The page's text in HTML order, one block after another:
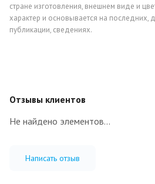
стране изготовления, внешнем виде и
характер и основывается на последних,
публикации, сведениях.
Отзывы клиентов
Не найдено элементов...
Написать отзыв